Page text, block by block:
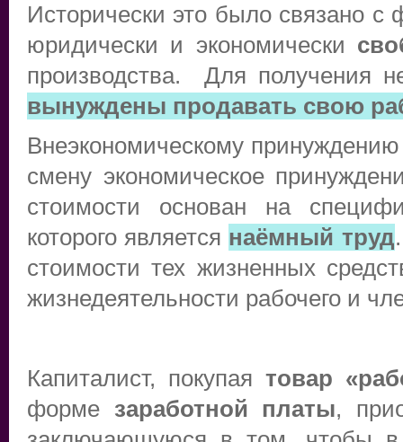
Исторически это было связано
юридически и экономически
производства. Для получения
вынуждены продавать свою
Внеэкономическому
смену экономическое
стоимости основан на
которого является наёмный труд
стоимости тех жизненных
жизнедеятельности рабочего и
Капиталист, покупаятовар
форме заработной платы,